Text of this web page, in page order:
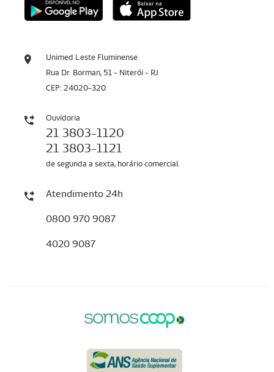
Unimed Leste Fluminense
Rua Dr. Borman, 51 - Niterói - RJ
CEP: 24020-320
Ouvidoria
21 3803-1120
21 3803-1121
de segunda a sexta, horário comercial
Atendimento 24h
0800 970 9087
4020 9087